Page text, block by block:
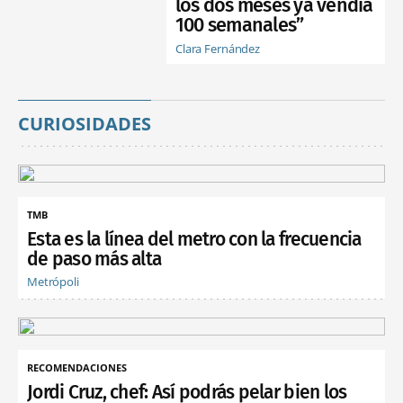
los dos meses ya vendía
100 semanales”
Clara Fernández
CURIOSIDADES
TMB
Esta es la línea del metro con la frecuencia
de paso más alta
Metrópoli
RECOMENDACIONES
Jordi Cruz, chef: Así podrás pelar bien los